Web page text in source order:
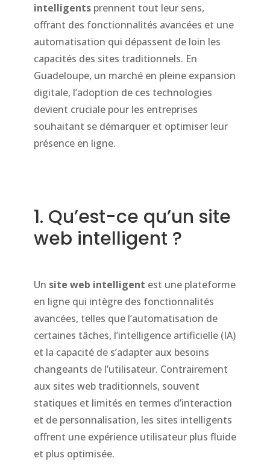
intelligentsprennent tout leur sens,
offrant des fonctionnalités avancées et une
automatisation qui dépassent de loin les
capacités des sites traditionnels. En
Guadeloupe, un marché en pleine expansion
digitale, l’adoption de ces technologies
devient cruciale pour les entreprises
souhaitant se démarquer et optimiser leur
présence en ligne.
1. Qu’est-ce qu’un site
web intelligent ?
Un site web intelligent est une plateforme
en ligne qui intègre des fonctionnalités
avancées, telles que l’automatisation de
certaines tâches, l’intelligence artificielle (IA)
et la capacité de s’adapter aux besoins
changeants de l’utilisateur. Contrairement
aux sites web traditionnels, souvent
statiques et limités en termes d’interaction
et de personnalisation, les sites intelligents
offrent une expérience utilisateur plus fluide
et plus optimisée.